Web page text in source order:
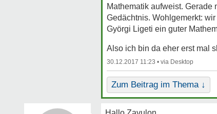
Mathematik aufweist.
Gedächtnis. Wohlgemerkt:
Györgi Ligeti ein guter
Also ich bin da eher erst mal
30.12.2017 11:23 •
Zum Beitrag im Thema ↓